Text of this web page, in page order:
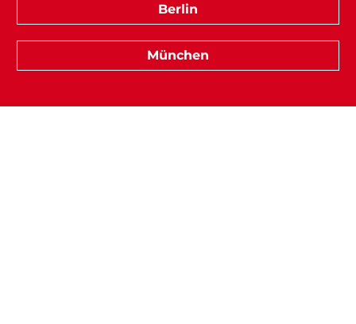
Berlin
München